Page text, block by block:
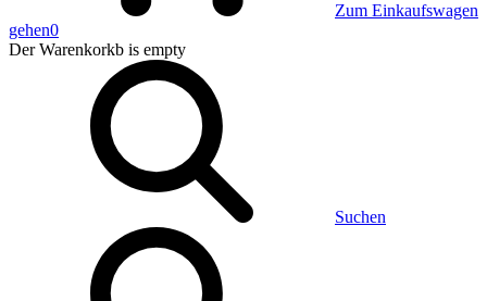
Zum Einkaufswagen
gehen0
Der Warenkorkb is empty
Suchen